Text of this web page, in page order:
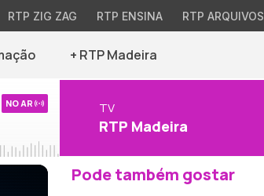
RTP ZIG ZAG RTP ENSINA RTP ARQUIVOS
+ RTP Madeira
NO AR TV
RTP Madeira
Pode também gostar